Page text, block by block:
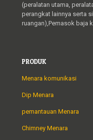
(peralatan utama,
perangkat lainnya serta
ruangan),Pemasok baja
PRODUK
Menara komunikasi
Dip Menara
pemantauan Menara
Chimney Menara